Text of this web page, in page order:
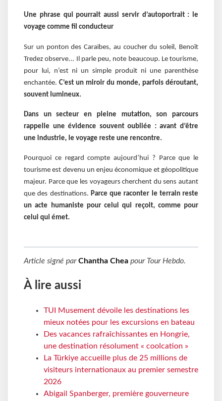
Une phrase qui pourrait aussi servir d’autoportrait : le
voyage comme fil conducteur
Sur un ponton des Caraïbes, au coucher du soleil, Benoît
Tredez observe... Il parle peu, note beaucoup. Le tourisme,
pour lui, n’est ni un simple produit ni une parenthèse
enchantée. C’est un miroir du monde, parfois déroutant,
souvent lumineux.
Dans un secteur en pleine mutation, son parcours
rappelle une évidence souvent oubliée : avant d’être
une industrie, le voyage reste une rencontre.
Pourquoi ce regard compte aujourd’hui ? Parce que le
tourisme est devenu un enjeu économique et géopolitique
majeur. Parce que les voyageurs cherchent du sens autant
que des destinations. Parce que raconter le terrain reste
un acte humaniste pour celui qui reçoit, comme pour
celui qui émet.
Article signé parChantha Chea pour Tour Hebdo.
À lire aussi
TUI Musement dévoile les destinations les
mieux notées pour les excursions en bateau
Des vacances rafraîchissantes en Hongrie,
une destination résolument « coolcation »
La Türkiye accueille plus de 25 millions de
visiteurs internationaux au premier semestre
2026
Abigail Spanberger, première gouverneure